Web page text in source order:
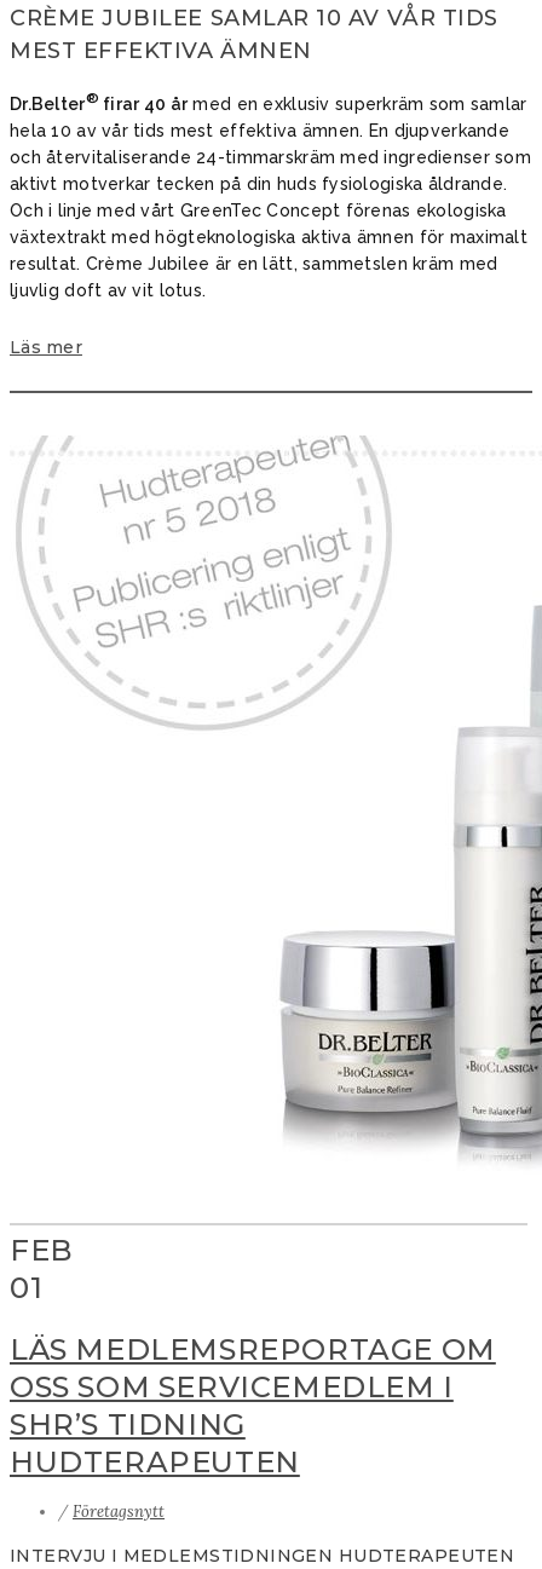
CRÈME JUBILEE SAMLAR 10 AV VÅR TIDS
MEST EFFEKTIVA ÄMNEN
Dr.Belter® firar 40 årmed en exklusiv superkräm som samlar
hela 10 av vår tids mest effektiva ämnen. En djupverkande
och återvitaliserande 24-timmarskräm med ingredienser som
aktivt motverkar tecken på din huds fysiologiska åldrande.
Och i linje med vårt GreenTec Concept ­förenas ekologiska
växtextrakt med högteknologiska aktiva ämnen för maximalt
­resultat. Crème Jubilee är en lätt, sammets­len kräm med
ljuvlig doft av vit lotus.
Läs mer
FEB
01
LÄS MEDLEMSREPORTAGE OM
OSS SOM SERVICEMEDLEM I
SHR’S TIDNING
HUDTERAPEUTEN
/Företagsnytt
INTERVJU I MEDLEMSTIDNINGEN HUDTERAPEUTEN